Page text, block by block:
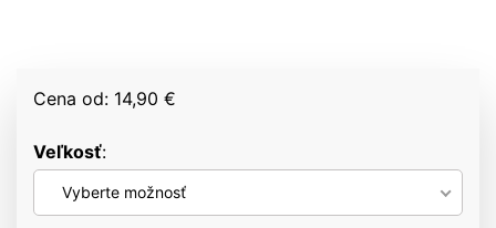
Cena od: 14,90 €
Veľkosť
Vyberte možnosť